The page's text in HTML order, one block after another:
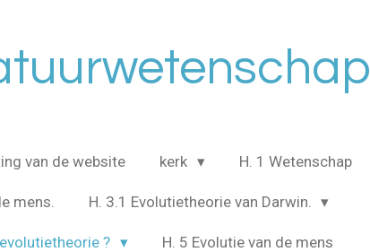
van de website kerk H. 1 Wetenschap
mens. H. 3.1 Evolutietheorie van Darwin.
? H. 5 Evolutie van de mens